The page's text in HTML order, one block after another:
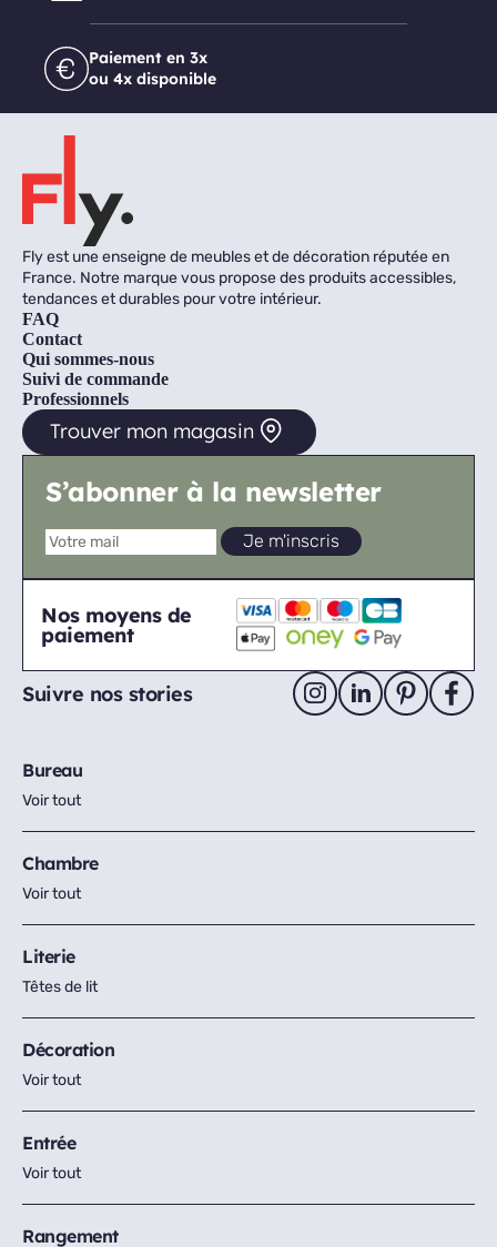
Paiement en 3x
ou 4x disponible
Fly est une enseigne de meubles et de décoration réputée en
France. Notre marque vous propose des produits accessibles,
tendances et durables pour votre intérieur.
FAQ
Contact
Qui sommes-nous
Suivi de commande
Professionnels
Trouver mon magasin
S’abonner à la newsletter
Nos moyens de
paiement
Suivre nos stories
Bureau
Voir tout
Chambre
Voir tout
Literie
Têtes de lit
Décoration
Voir tout
Entrée
Voir tout
Rangement